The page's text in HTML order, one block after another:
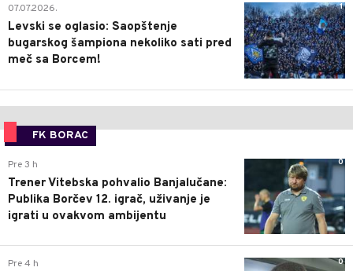
1
07.07.2026.
Levski se oglasio: Saopštenje
bugarskog šampiona nekoliko sati pred
meč sa Borcem!
FK BORAC
0
Pre 3 h
Trener Vitebska pohvalio Banjalučane:
Publika Borčev 12. igrač, uživanje je
igrati u ovakvom ambijentu
0
Pre 4 h